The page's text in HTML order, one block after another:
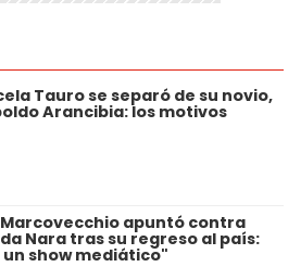
Tauro se separó de su novio,
Arancibia: los motivos
Marcovecchio apuntó contra
Nara tras su regreso al país:
un show mediático"